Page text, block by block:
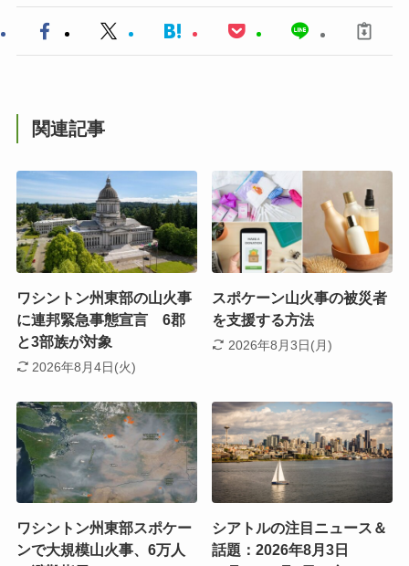
関連記事
ワシントン州東部の山火事
に連邦緊急事態宣言 6郡
と3部族が対象
2026年8月4日(火)
スポケーン山火事の被災者
を支援する方法
2026年8月3日(月)
ワシントン州東部スポケー
ンで大規模山火事、6万人
シアトルの注目ニュース＆
話題：2026年8月3日